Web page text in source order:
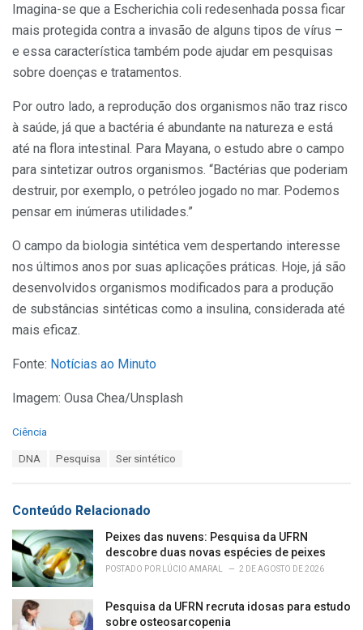
Imagina-se que a Escherichia coli redesenhada possa ficar
mais protegida contra a invasão de alguns tipos de vírus –
e essa característica também pode ajudar em pesquisas
sobre doenças e tratamentos.
Por outro lado, a reprodução dos organismos não traz risco
à saúde, já que a bactéria é abundante na natureza e está
até na flora intestinal. Para Mayana, o estudo abre o campo
para sintetizar outros organismos. “Bactérias que poderiam
destruir, por exemplo, o petróleo jogado no mar. Podemos
pensar em inúmeras utilidades.”
O campo da biologia sintética vem despertando interesse
nos últimos anos por suas aplicações práticas. Hoje, já são
desenvolvidos organismos modificados para a produção
de substâncias sintéticas como a insulina, considerada até
mais eficaz.
Fonte: Notícias ao Minuto
Imagem: Ousa Chea/Unsplash
C
o
r
i
e
s
Ciência
:
DNA Pesquisa Ser sintético
Conteúdo Relacionado
Peixes das nuvens: Pesquisa da UFRN
descobre duas novas espécies de peixes
POSTADO POR LÚCIO AMARAL 2 DE AGOSTO DE 2026
Pesquisa da UFRN recruta idosas para estudo
sobre osteosarcopenia